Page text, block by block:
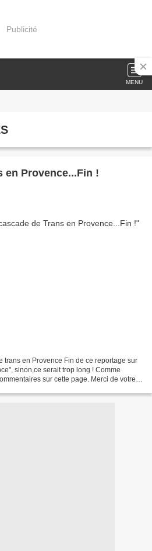
Publicité
MENU
en Provence...Fin !
trans en Provence Fin de ce reportage sur
sinon,ce serait trop long ! Comme
sur cette page. Merci de votre